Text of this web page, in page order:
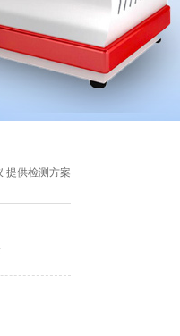
提供检测方案